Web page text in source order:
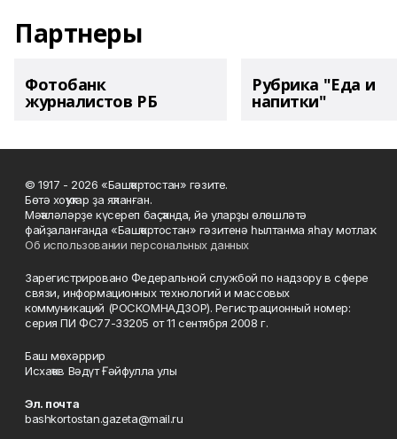
Партнеры
Фотобанк
журналистов РБ
Рубрика "Еда и
напитки"
© 1917 - 2026 «Башҡортостан» гәзите.
Бөтә хоҡуҡтар ҙа яҡланған.
Мәҡәләләрҙе күсереп баҫҡанда, йә уларҙы өлөшләтә
файҙаланғанда «Башҡортостан» гәзитенә һылтанма яһау мотлаҡ.
Об использовании персональных данных
Зарегистрировано Федеральной службой по надзору в сфере
связи, информационных технологий и массовых
коммуникаций (РОСКОМНАДЗОР). Регистрационный номер:
серия ПИ ФС77-33205 от 11 сентября 2008 г.
Баш мөхәррир
Исхаҡов Вәдүт Ғәйфулла улы
Эл. почта
bashkortostan.gazeta@mail.ru